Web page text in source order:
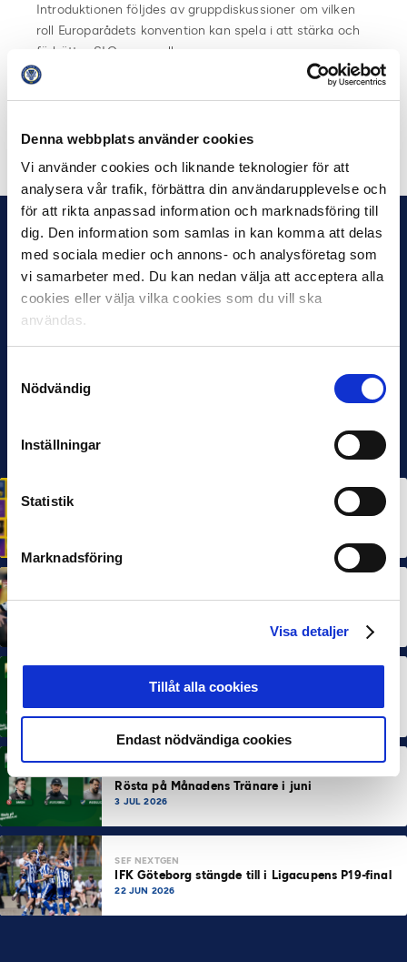
Denna webbplats använder cookies
Vi använder cookies och liknande teknologier för att
analysera vår trafik, förbättra din användarupplevelse och
för att rikta anpassad information och marknadsföring till
dig. Den information som samlas in kan komma att delas
med sociala medier och annons- och analysföretag som
vi samarbeter med. Du kan nedan välja att acceptera alla
cookies eller välja vilka cookies som du vill ska
användas.
Nödvändig
Inställningar
Statistik
Marknadsföring
Visa detaljer
Tillåt alla cookies
Endast nödvändiga cookies
Introduktionen följdes av gruppdiskussioner om vilken
roll Europarådets konvention kan spela i att stärka och
förbättra SLO:ernas roller.
Dela på Facebook Dela på Twitter
Svensk Elitfotboll lanserar Fotbollseffekten – en
MÅNADENS SPELARE
Rösta på Månadens Spelare i juni
3 JUL 2026
Rösta på Månadens Tränare i juni
3 JUL 2026
SEF NEXTGEN
IFK Göteborg stängde till i Ligacupens P19-final
22 JUN 2026